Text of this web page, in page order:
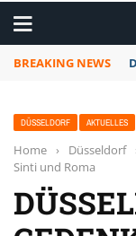
BREAKING NEWS
DÜSSELDORF AKTUELLES
Home › Düsseldorf
Sinti und Roma